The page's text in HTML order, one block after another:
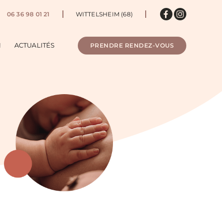
06 36 98 01 21 WITTELSHEIM (68)
ACTUALITÉS PRENDRE RENDEZ-VOUS